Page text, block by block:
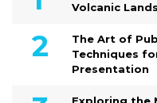
Volcanic
The Art of
Techniques
Presentation